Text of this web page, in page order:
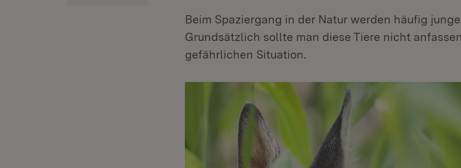
Beim Spaziergang in der Natur werden häufig
Grundsätzlich sollte man diese Tiere nicht
gefährlichen Situation.